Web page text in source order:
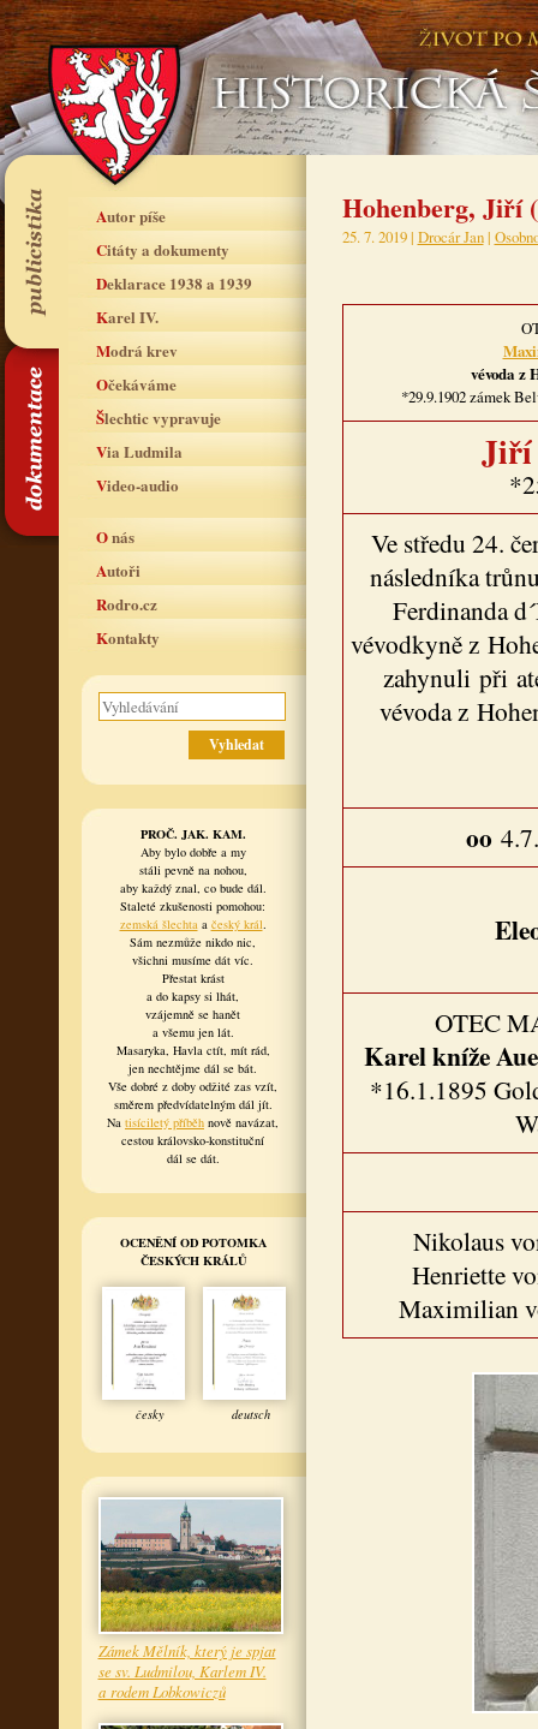
Autor píše
Citáty a dokumenty
Deklarace 1938 a 1939
Karel IV.
Modrá krev
Očekáváme
Šlechtic vypravuje
Via Ludmila
Video-audio
O nás
Autoři
Rodro.cz
Kontakty
PROČ. JAK. KAM.
Aby bylo dobře a my
stáli pevně na nohou,
aby každý znal, co bude dál.
Staleté zkušenosti pomohou:
zemská šlechtaa český král.
Sám nezmůže nikdo nic,
všichni musíme dát víc.
Přestat krást
a do kapsy si lhát,
vzájemně se hanět
a všemu jen lát.
Masaryka, Havla ctít, mít rád,
jen nechtějme dál se bát.
Vše dobré z doby odžité zas vzít,
směrem předvídatelným dál jít.
Na tisíciletý příběh nově navázat,
cestou královsko-konstituční
dál se dát.
OCENĚNÍ OD POTOMKA
ČESKÝCH KRÁLŮ
česky deutsch
Zámek Mělník, který je spjat
se sv. Ludmilou, Karlem IV.
a rodem Lobkowiczů
Hohenberg, Jiří
25. 7. 2019 | Drocár Jan|
vévoda z
*29.9.1902 zámek
Jiří
Ve středu 24.
následníka
Ferdinanda
vévodkyně z
zahynuli při
vévoda z
oo
OTEC
Karel kníže
*16.1.1895
Nikolaus
Henriette
Maximilian